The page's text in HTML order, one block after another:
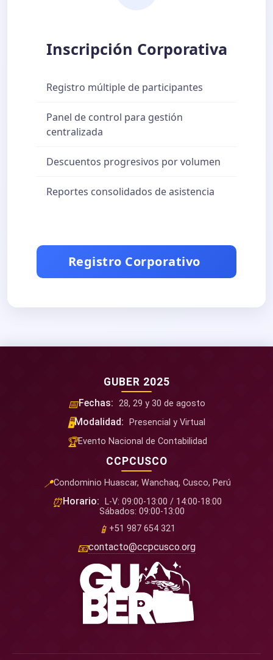
Inscripción Corporativa
Registro múltiple de participantes
Panel de control para gestión
centralizada
Descuentos progresivos por volumen
Reportes consolidados de asistencia
Registro Corporativo
GUBER 2025
📅Fechas: 28, 29 y 30 de agosto
🖥️Modalidad: Presencial y Virtual
🏆Evento Nacional de Contabilidad
CCPCUSCO
📍Condominio Huascar, Wanchaq, Cusco, Perú
⏰Horario:
L-V: 09:00-13:00 / 14:00-18:00
Sábados: 09:00-13:00
📱 +51 987 654 321
📧contacto@ccpcusco.org